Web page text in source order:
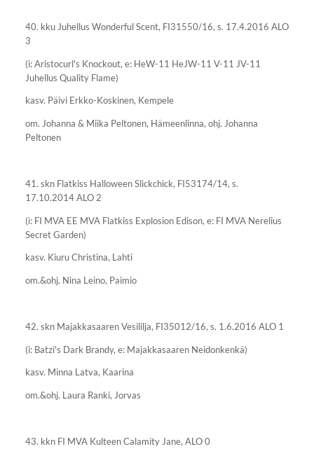
40. kku Juhellus Wonderful Scent, FI31550/16, s. 17.4.2016 ALO
3
(i: Aristocurl's Knockout, e: HeW-11 HeJW-11 V-11 JV-11
Juhellus Quality Flame)
kasv. Päivi Erkko-Koskinen, Kempele
om. Johanna & Miika Peltonen, Hämeenlinna, ohj. Johanna
Peltonen
41. skn Flatkiss Halloween Slickchick, FI53174/14, s.
17.10.2014 ALO 2
(i: FI MVA EE MVA Flatkiss Explosion Edison, e: FI MVA Nerelius
Secret Garden)
kasv. Kiuru Christina, Lahti
om.&ohj. Nina Leino, Paimio
42. skn Majakkasaaren Vesililja, FI35012/16, s. 1.6.2016 ALO 1
(i: Batzi's Dark Brandy, e: Majakkasaaren Neidonkenkä)
kasv. Minna Latva, Kaarina
om.&ohj. Laura Ranki, Jorvas
43. kkn FI MVA Kulteen Calamity Jane, ALO 0